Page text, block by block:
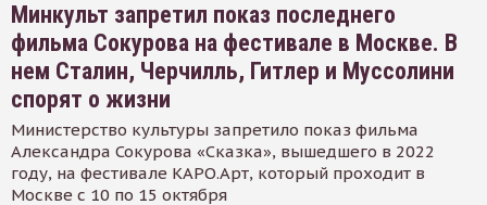
Минкульт запретил показ последнего
фильма Сокурова на фестивале в Москве. В
нем Сталин, Черчилль, Гитлер и Муссолини
спорят о жизни
Министерство культуры запретило показ фильма
Александра Сокурова «Сказка», вышедшего в 2022
году, на фестивале КАРО.Арт, который проходит в
Москве с 10 по 15 октября